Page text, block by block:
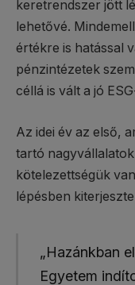
keretrendszer jött
lehetővé.
értékre is hatással
pénzintézetek
céllá is vált a jó
Az idei év az első,
tartó
kötelezettségük
lépésben
„Hazánkban
Egyetem